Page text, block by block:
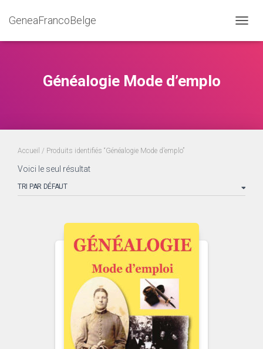
GeneaFrancoBelge
Généalogie Mode d’emplo
Accueil / Produits identifiés “Généalogie Mode d’emplo”
Voici le seul résultat